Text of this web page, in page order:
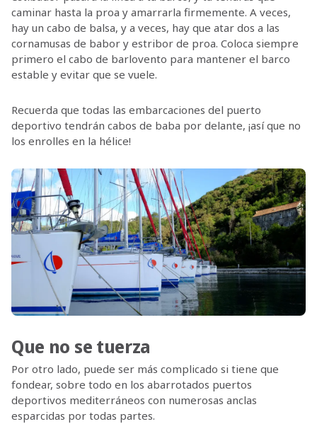
caminar hasta la proa y amarrarla firmemente. A veces,
hay un cabo de balsa, y a veces, hay que atar dos a las
cornamusas de babor y estribor de proa. Coloca siempre
primero el cabo de barlovento para mantener el barco
estable y evitar que se vuele.
Recuerda que todas las embarcaciones del puerto
deportivo tendrán cabos de baba por delante, ¡así que no
los enrolles en la hélice!
Que no se tuerza
Por otro lado, puede ser más complicado si tiene que
fondear, sobre todo en los abarrotados puertos
deportivos mediterráneos con numerosas anclas
esparcidas por todas partes.